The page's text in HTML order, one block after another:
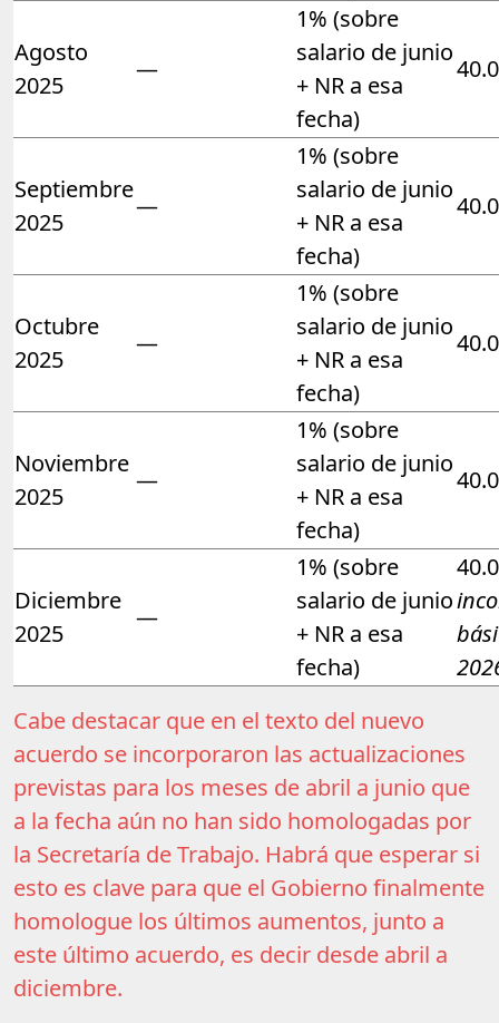
Agosto
2025
—
1% (sobre
salario de junio
+ NR a esa
fecha)
Septiembre
2025
—
1% (sobre
salario de junio
+ NR a esa
fecha)
Octubre
2025
—
1% (sobre
salario de junio
+ NR a esa
fecha)
Noviembre
2025
—
1% (sobre
salario de junio
+ NR a esa
fecha)
Diciembre
2025
—
1% (sobre
salario de junio
+ NR a esa
fecha)
Cabe destacar que en el texto del nuevo
acuerdo se incorporaron las actualizaciones
previstas para los meses de abril a junio que
a la fecha aún no han sido homologadas por
la Secretaría de Trabajo. Habrá que esperar si
esto es clave para que el Gobierno finalmente
homologue los últimos aumentos, junto a
este último acuerdo, es decir desde abril a
diciembre.